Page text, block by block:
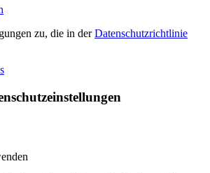
zu, die in derDatenschutzrichtlinie